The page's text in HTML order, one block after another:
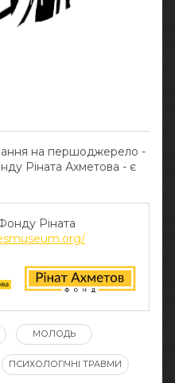
на першоджерело -
Ріната Ахметова - є
Ріната
МОЛОДЬ
ПСИХОЛОГІЧНІ ТРАВМИ